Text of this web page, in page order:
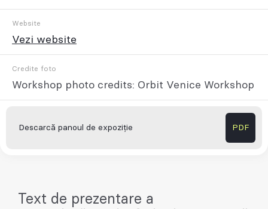
Website
Vezi website
Credite foto
Workshop photo credits: Orbit Venice Workshop
Descarcă panoul de expoziție PDF
Text de prezentare a